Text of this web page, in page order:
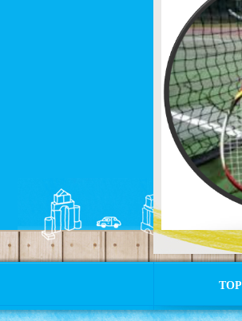
TOP